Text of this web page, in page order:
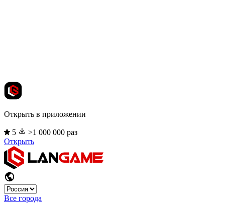
Открыть в приложении
5
>1 000 000 раз
Открыть
Все города